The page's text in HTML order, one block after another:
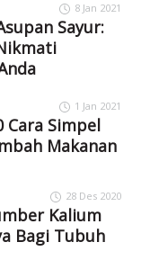
8 Jan 2021
Sayur:
1 Jan 2021
Cara Simpel
Makanan
28 Des 2020
Kalium
Bagi Tubuh